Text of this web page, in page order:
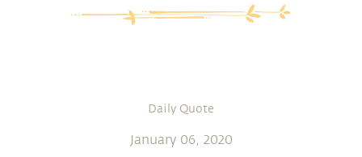
Daily Quote
January 06, 2020